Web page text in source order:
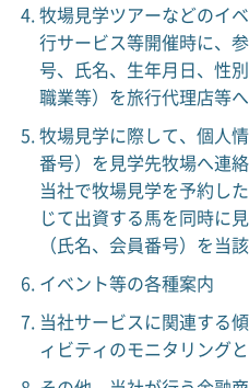
牧場見学ツアーなどのイ
行サービス等開催時に、
号、氏名、生年月日、性
職業等）を旅行代理店等
牧場見学に際して、個人
番号）を見学先牧場へ連
当社で牧場見学を予約し
じて出資する馬を同時に
（氏名、会員番号）を当
イベント等の各種案内
当社サービスに関連する
ィビティのモニタリング